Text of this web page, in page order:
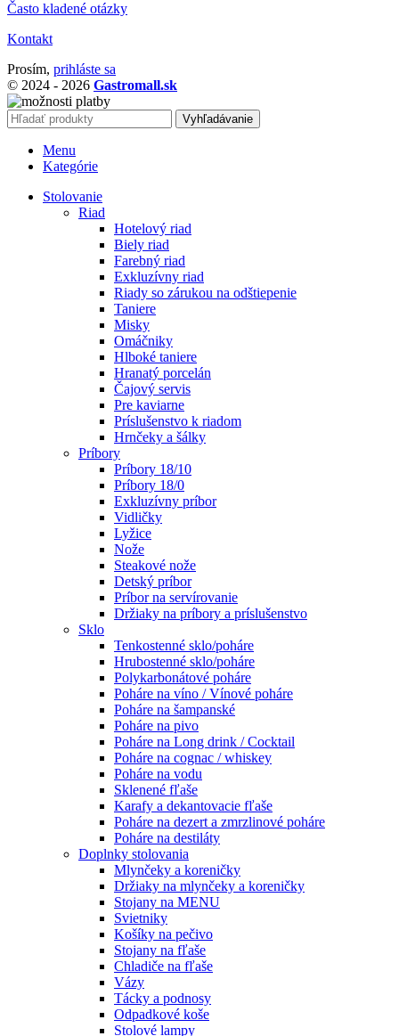
Často kladené otázky
Kontakt
Prosím, prihláste sa
© 2024 - 2026 Gastromall.sk
Vyhľadávanie
Menu
Kategórie
Stolovanie
Riad
Hotelový riad
Biely riad
Farebný riad
Exkluzívny riad
Riady so zárukou na odštiepenie
Taniere
Misky
Omáčniky
Hlboké taniere
Hranatý porcelán
Čajový servis
Pre kaviarne
Príslušenstvo k riadom
Hrnčeky a šálky
Príbory
Príbory 18/10
Príbory 18/0
Exkluzívny príbor
Vidličky
Lyžice
Nože
Steakové nože
Detský príbor
Príbor na servírovanie
Držiaky na príbory a príslušenstvo
Sklo
Tenkostenné sklo/poháre
Hrubostenné sklo/poháre
Polykarbonátové poháre
Poháre na víno / Vínové poháre
Poháre na šampanské
Poháre na pivo
Poháre na Long drink / Cocktail
Poháre na cognac / whiskey
Poháre na vodu
Sklenené fľaše
Karafy a dekantovacie fľaše
Poháre na dezert a zmrzlinové poháre
Poháre na destiláty
Doplnky stolovania
Mlynčeky a koreničky
Držiaky na mlynčeky a koreničky
Stojany na MENU
Svietniky
Košíky na pečivo
Stojany na fľaše
Chladiče na fľaše
Vázy
Tácky a podnosy
Odpadkové koše
Stolové lampy